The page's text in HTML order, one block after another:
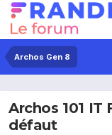
Archos Gen 8
Archos 101
défaut